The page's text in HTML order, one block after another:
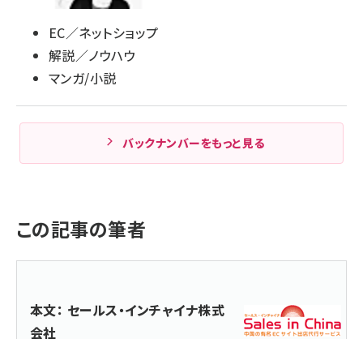
EC／ネットショップ
解説／ノウハウ
マンガ/小説
バックナンバーをもっと見る
この記事の筆者
本文： セールス・インチャイナ株式
会社